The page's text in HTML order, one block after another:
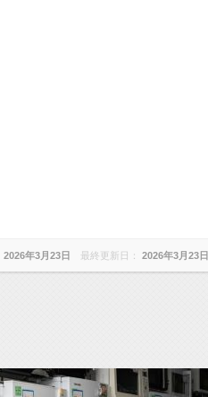
2026年3月23日 最終更新日： 2026年3月23日